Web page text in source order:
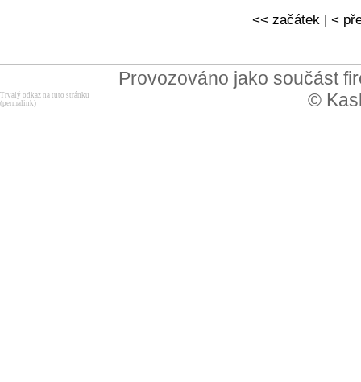
<< začátek | <
Provozováno jako součást
©
Trvalý odkaz na tuto stránku
(permalink)